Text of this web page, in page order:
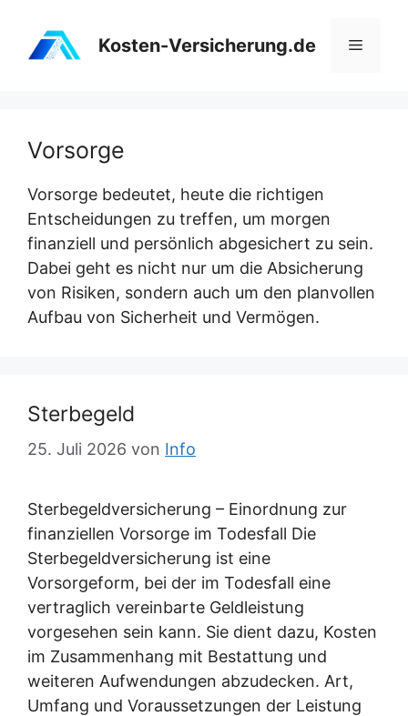
Inhalt
springen
Kosten-Versicherung.de Menü
Vorsorge
Vorsorge bedeutet, heute die richtigen
Entscheidungen zu treffen, um morgen
finanziell und persönlich abgesichert zu sein.
Dabei geht es nicht nur um die Absicherung
von Risiken, sondern auch um den planvollen
Aufbau von Sicherheit und Vermögen.
Sterbegeld
25. Juli 2026 von Info
Sterbegeldversicherung – Einordnung zur
finanziellen Vorsorge im Todesfall Die
Sterbegeldversicherung ist eine
Vorsorgeform, bei der im Todesfall eine
vertraglich vereinbarte Geldleistung
vorgesehen sein kann. Sie dient dazu, Kosten
im Zusammenhang mit Bestattung und
weiteren Aufwendungen abzudecken. Art,
Umfang und Voraussetzungen der Leistung